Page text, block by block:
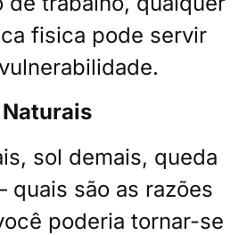
fisica pode servir
Naturais
sol demais, queda
quais são as razões
poderia tornar-se